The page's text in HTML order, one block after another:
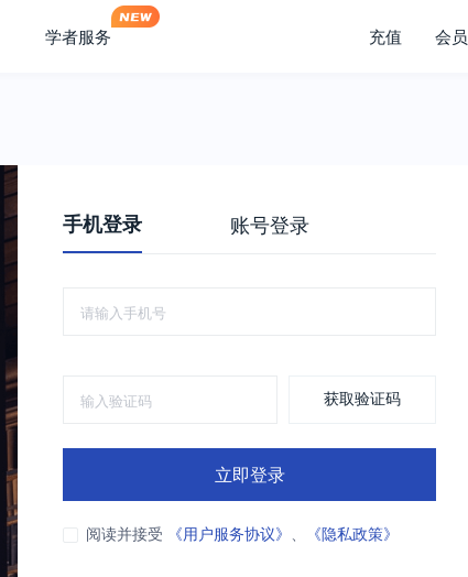
学者服务 充值 会员
手机登录 账号登录
获取验证码
立即登录
阅读并接受 《用户服务协议》 、 《隐私政策》